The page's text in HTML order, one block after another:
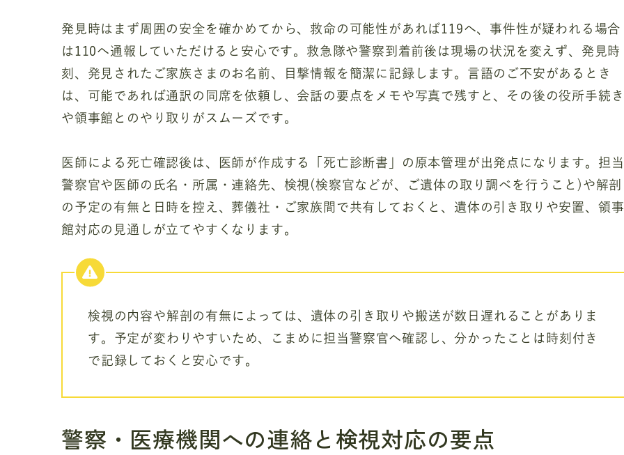
発見時はまず周囲の安全を確かめてから、救命の可能性があれば119へ、事件性が疑われる場合
は110へ通報していただけると安心です。救急隊や警察到着前後は現場の状況を変えず、発見時
刻、発見されたご家族さまのお名前、目撃情報を簡潔に記録します。言語のご不安があるとき
は、可能であれば通訳の同席を依頼し、会話の要点をメモや写真で残すと、その後の役所手続き
や領事館とのやり取りがスムーズです。
医師による死亡確認後は、医師が作成する「死亡診断書」の原本管理が出発点になります。担当
警察官や医師の氏名・所属・連絡先、検視(検察官などが、ご遺体の取り調べを行うこと)や解剖
の予定の有無と日時を控え、葬儀社・ご家族間で共有しておくと、遺体の引き取りや安置、領事
館対応の見通しが立てやすくなります。
検視の内容や解剖の有無によっては、遺体の引き取りや搬送が数日遅れることがありま
す。予定が変わりやすいため、こまめに担当警察官へ確認し、分かったことは時刻付き
で記録しておくと安心です。
警察・医療機関への連絡と検視対応の要点